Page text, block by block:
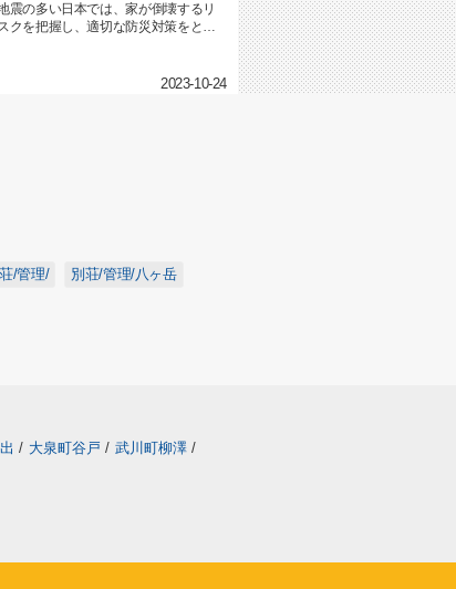
震の多い日本では、家が倒壊するリ
クを把握し、適切な防災対策をとる
2023-10-24
/管理/ 別荘/管理/八ヶ岳
/ 大泉町谷戸 / 武川町柳澤 /